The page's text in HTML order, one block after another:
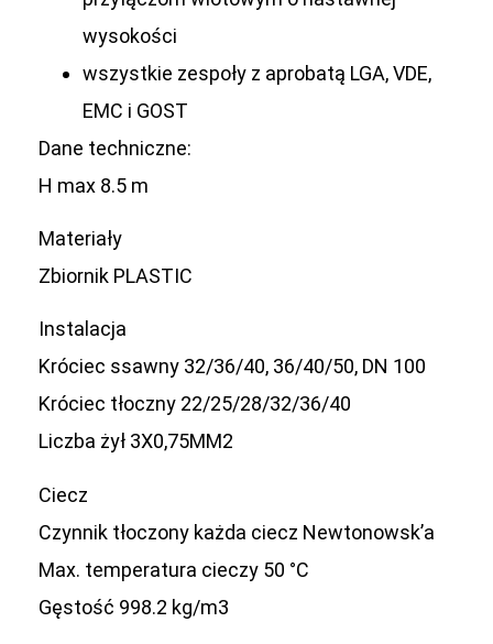
wysokości
wszystkie zespoły z aprobatą LGA, VDE,
EMC i GOST
Dane techniczne:
H max 8.5 m
Materiały
Zbiornik PLASTIC
Instalacja
Króciec ssawny 32/36/40, 36/40/50, DN 100
Króciec tłoczny 22/25/28/32/36/40
Liczba żył 3X0,75MM2
Ciecz
Czynnik tłoczony każda ciecz Newtonowsk’a
Max. temperatura cieczy 50 °C
Gęstość 998.2 kg/m3